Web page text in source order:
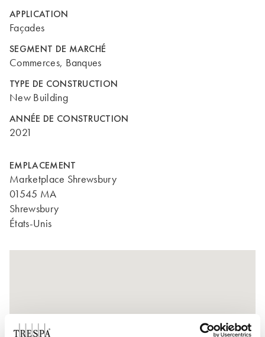
APPLICATION
Façades
SEGMENT DE MARCHÉ
Commerces, Banques
TYPE DE CONSTRUCTION
New Building
ANNÉE DE CONSTRUCTION
2021
EMPLACEMENT
Marketplace Shrewsbury
01545 MA
Shrewsbury
États-Unis